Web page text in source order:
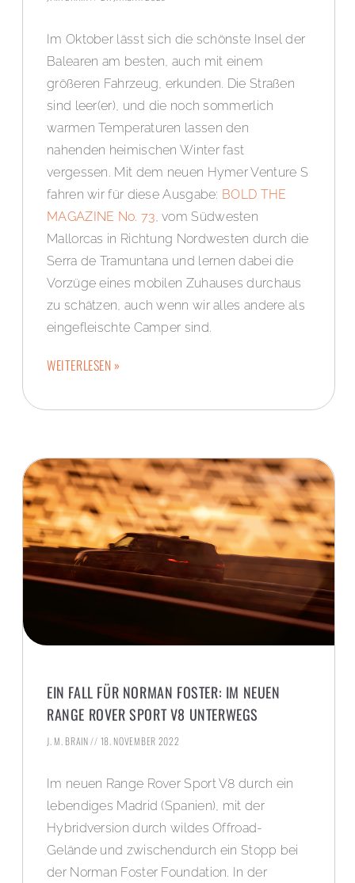
Im Oktober lässt sich die schönste Insel der
Balearen am besten, auch mit einem
größeren Fahrzeug, erkunden. Die Straßen
sind leer(er), und die noch sommerlich
warmen Temperaturen lassen den
nahenden heimischen Winter fast
vergessen. Mit dem neuen Hymer Venture S
fahren wir für diese Ausgabe: BOLD THE
MAGAZINE No. 73, vom Südwesten
Mallorcas in Richtung Nordwesten durch die
Serra de Tramuntana und lernen dabei die
Vorzüge eines mobilen Zuhauses durchaus
zu schätzen, auch wenn wir alles andere als
eingefleischte Camper sind.
WEITERLESEN »
EIN FALL FÜR NORMAN FOSTER: IM NEUEN
RANGE ROVER SPORT V8 UNTERWEGS
J. M. BRAIN 18. NOVEMBER 2022
Im neuen Range Rover Sport V8 durch ein
lebendiges Madrid (Spanien), mit der
Hybridversion durch wildes Offroad-
Gelände und zwischendurch ein Stopp bei
der Norman Foster Foundation. In der